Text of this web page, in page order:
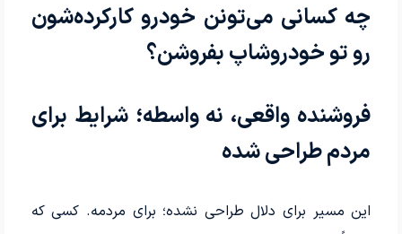
چه کسانی می‌تونن خودرو کارکرده‌شون
رو تو خودروشاپ بفروشن؟
فروشنده واقعی، نه واسطه؛ شرایط برای
مردم طراحی شده
این مسیر برای دلال طراحی نشده؛ برای مردمه. کسی که